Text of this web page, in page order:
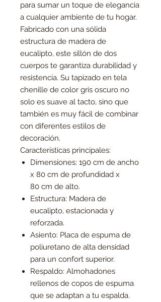
para sumar un toque de elegancia
a cualquier ambiente de tu hogar.
Fabricado con una sólida
estructura de madera de
eucalipto, este sillón de dos
cuerpos te garantiza durabilidad y
resistencia. Su tapizado en tela
chenille de color gris oscuro no
solo es suave al tacto, sino que
también es muy fácil de combinar
con diferentes estilos de
decoración.
Características principales:
Dimensiones: 190 cm de ancho
x 80 cm de profundidad x
80 cm de alto.
Estructura: Madera de
eucalipto, estacionada y
reforzada.
Asiento: Placa de espuma de
poliuretano de alta densidad
para un confort superior.
Respaldo: Almohadones
rellenos de copos de espuma
que se adaptan a tu espalda.